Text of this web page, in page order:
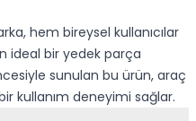
hem bireysel kullanıcılar
ideal bir yedek parça
sunulan bu ürün, araç
kullanım deneyimi sağlar.